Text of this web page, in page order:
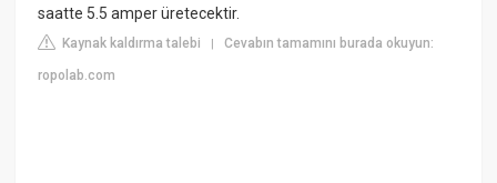
saatte 5.5 amper üretecektir.
Kaynak kaldırma talebi |Cevabın tamamını burada okuyun:
ropolab.com